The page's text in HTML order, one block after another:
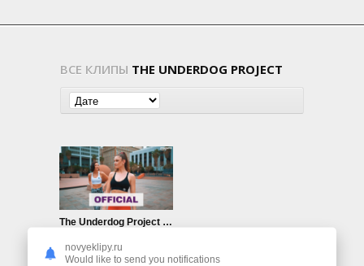
ВСЕ КЛИПЫ THE UNDERDOG PROJECT
The Underdog Project — Summer Jam (Alle Farben Remix)
novyeklipy.ru
Would like to send you notifications